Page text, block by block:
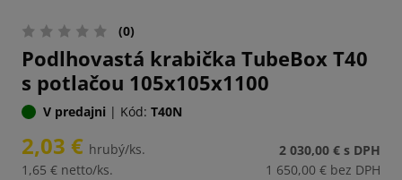
(0)
Podlhovastá krabička TubeBox T40
s potlačou 105x105x1100
V predajni | Kód: T40N
2,03 € hrubý/ks.
1,65 € netto/ks.
2 030,00 € s DPH
1 650,00 € bez DPH